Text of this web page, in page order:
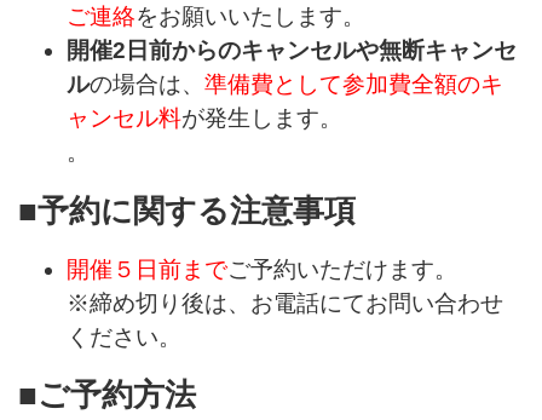
ご連絡をお願いいたします。
開催2日前からのキャンセルや無断キャンセ
ルの場合は、 準備費として参加費全額のキ
ャンセル料が発生します。
。
■予約に関する注意事項
開催５日前までご予約いただけます。
※締め切り後は、お電話にてお問い合わせ
ください。
■ご予約方法